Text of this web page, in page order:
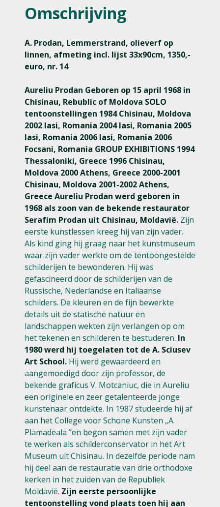
Omschrijving
A. Prodan, Lemmerstrand, olieverf op
linnen, afmeting incl. lijst 33x90cm, 1350,-
euro, nr. 14
Aureliu Prodan Geboren op 15 april 1968 in
Chisinau, Rebublic of Moldova SOLO
tentoonstellingen 1984 Chisinau, Moldova
2002 Iasi, Romania 2004 Iasi, Romania 2005
Iasi, Romania 2006 Iasi, Romania 2006
Focsani, Romania GROUP EXHIBITIONS 1994
Thessaloniki, Greece 1996 Chisinau,
Moldova 2000 Athens, Greece 2000-2001
Chisinau, Moldova 2001-2002 Athens,
Greece Aureliu Prodan werd geboren in
1968 als zoon van de bekende restaurator
Serafim Prodan uit Chisinau, Moldavië. Zijn
eerste kunstlessen kreeg hij van zijn vader.
Als kind ging hij graag naar het kunstmuseum
waar zijn vader werkte om de tentoongestelde
schilderijen te bewonderen. Hij was
gefascineerd door de schilderijen van de
Russische, Nederlandse en Italiaanse
schilders. De kleuren en de fijn bewerkte
details uit de statische natuur en
landschappen wekten zijn verlangen op om
het tekenen en schilderen te bestuderen. In
1980 werd hij toegelaten tot de A. Sciusev
Art School. Hij werd gewaardeerd en
aangemoedigd door zijn professor, de
bekende graficus V. Motcaniuc, die in Aureliu
een originele en zeer getalenteerde jonge
kunstenaar ontdekte. In 1987 studeerde hij af
aan het College voor Schone Kunsten „A.
Plamadeala ”en begon samen met zijn vader
te werken als schilderconservator in het Art
Museum uit Chisinau. In dezelfde periode nam
hij deel aan de restauratie van drie orthodoxe
kerken in het zuiden van de Republiek
Moldavië. Zijn eerste persoonlijke
tentoonstelling vond plaats toen hij aan